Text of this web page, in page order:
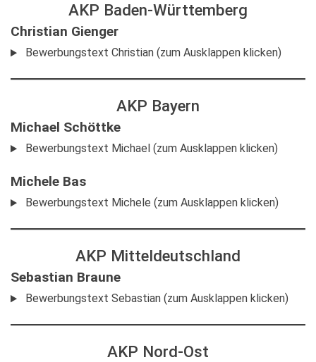
AKP Baden-Württemberg
Christian Gienger
Bewerbungstext Christian (zum Ausklappen klicken)
AKP Bayern
Michael Schöttke
Bewerbungstext Michael (zum Ausklappen klicken)
Michele Bas
Bewerbungstext Michele (zum Ausklappen klicken)
AKP Mitteldeutschland
Sebastian Braune
Bewerbungstext Sebastian (zum Ausklappen klicken)
AKP Nord-Ost